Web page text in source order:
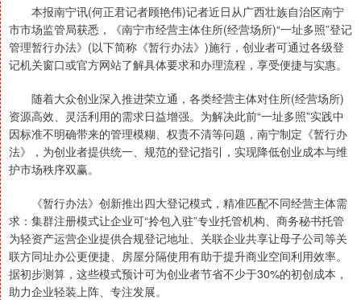
本报南宁讯(何正君记者顾艳伟)记者近日从广西壮族自治区南宁
市市场监管局获悉，《南宁市经营主体住所(经营场所)“一址多照”登记
管理暂行办法》(以下简称《暂行办法》)施行，创业者可通过各级登
记机关窗口或官方网站了解具体要求和办理流程，享受便捷与实惠。
随着大众创业深入推进荣立通，各类经营主体对住所(经营场所)
资源高效、灵活利用的需求日益增强。为解决此前“一址多照”实践中
因标准不明确带来的管理模糊、权责不清等问题，南宁制定《暂行办
法》，为创业者提供统一、规范的登记指引，实现降低创业成本与维
护市场秩序双赢。
《暂行办法》创新推出四大登记模式，精准匹配不同经营主体需
求：集群注册模式让企业可“拎包入驻”专业托管机构、商务秘书托管
为轻资产运营企业提供合规登记地址、关联企业共享让母子公司等关
联方同址办公更便捷、房屋分隔使用有助于提升商业空间利用效率。
据初步测算，这些模式预计可为创业者节省不少于30%的初创成本，
助力企业轻装上阵、专注发展。